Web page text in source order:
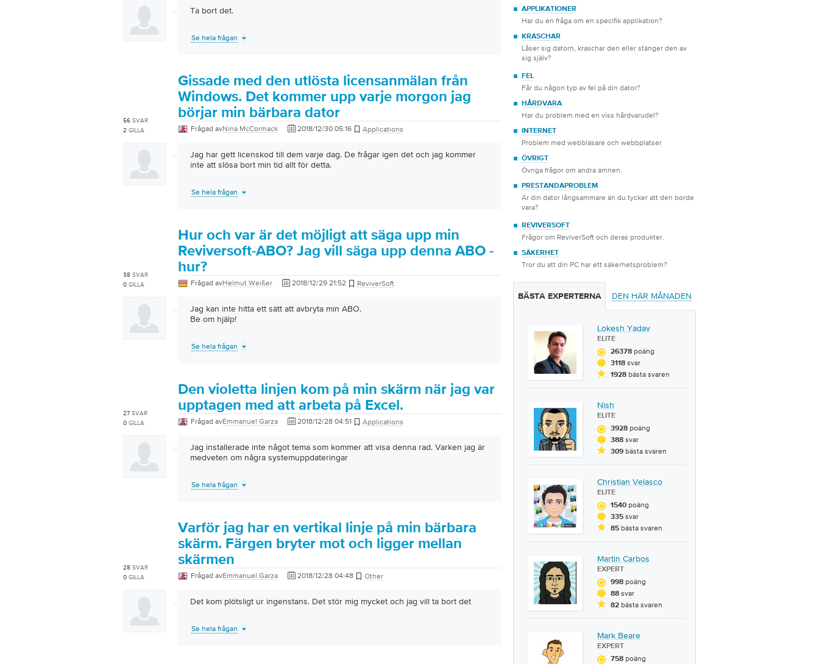
Ta bort det.
Se hela frågan
56 SVAR
2 GILLA
Gissade med den utlösta licensanmälan från
Windows. Det kommer upp varje morgon jag
börjar min bärbara dator
Frågad avNina McCormack 2018/12/30 05:16 Applications
Jag har gett licenskod till dem varje dag. De frågar igen det och jag kommer
inte att slösa bort min tid allt för detta.
Se hela frågan
38 SVAR
0 GILLA
Hur och var är det möjligt att säga upp min
Reviversoft-ABO? Jag vill säga upp denna ABO -
hur?
Frågad avHelmut Weißer 2018/12/29 21:52 ReviverSoft
Jag kan inte hitta ett sätt att avbryta min ABO.
Be om hjälp!
Se hela frågan
27 SVAR
0 GILLA
Den violetta linjen kom på min skärm när jag var
upptagen med att arbeta på Excel.
Frågad avEmmanuel Garza 2018/12/28 04:51 Applications
Jag installerade inte något tema som kommer att visa denna rad. Varken jag är
medveten om några systemuppdateringar
Se hela frågan
28 SVAR
0 GILLA
Varför jag har en vertikal linje på min bärbara
skärm. Färgen bryter mot och ligger mellan
skärmen
Frågad avEmmanuel Garza 2018/12/28 04:48 Other
Det kom plötsligt ur ingenstans. Det stör mig mycket och jag vill ta bort det
Se hela frågan
APPLIKATIONER
Har du en fråga om en specifik applikation?
KRASCHAR
Låser sig datorn, kraschar den eller stänger den av
sig själv?
FEL
Får du någon typ av fel på din dator?
HÅRDVARA
Har du problem med en viss hårdvarudel?
INTERNET
Problem med webbläsare och webbplatser
ÖVRIGT
Övriga frågor om andra ämnen.
PRESTANDAPROBLEM
Är din dator långsammare än du tycker att den borde
vara?
REVIVERSOFT
Frågor om ReviverSoft och deras produkter.
SÄKERHET
Tror du att din PC har ett säkerhetsproblem?
BÄSTA EXPERTERNA DEN HÄR MÅNADEN
Lokesh Yadav
ELITE
26378 poäng
3118 svar
1928 bästa svaren
Nish
ELITE
3928 poäng
388 svar
309 bästa svaren
Christian Velasco
ELITE
1540 poäng
335 svar
85 bästa svaren
Martin Carbos
EXPERT
998 poäng
88 svar
82 bästa svaren
Mark Beare
EXPERT
758 poäng